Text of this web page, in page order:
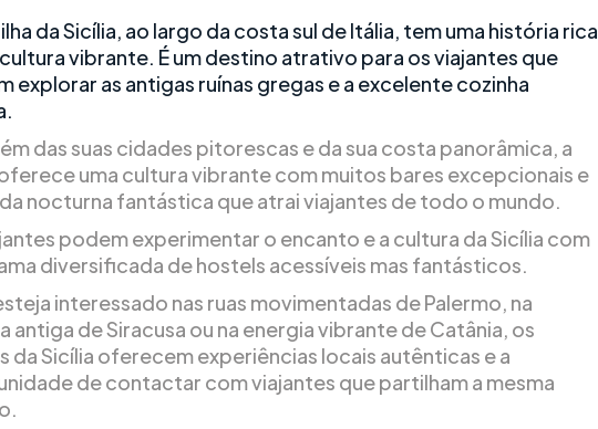
da Sicília, ao largo da costa sul de Itália, tem uma história rica
vibrante. É um destino atrativo para os viajantes que
explorar as antigas ruínas gregas e a excelente cozinha
das suas cidades pitorescas e da sua costa panorâmica, a
uma cultura vibrante com muitos bares excepcionais e
nocturna fantástica que atrai viajantes de todo o mundo.
podem experimentar o encanto e a cultura da Sicília com
diversificada de hostels acessíveis mas fantásticos.
interessado nas ruas movimentadas de Palermo, na
antiga de Siracusa ou na energia vibrante de Catânia, os
da Sicília oferecem experiências locais autênticas e a
de contactar com viajantes que partilham a mesma